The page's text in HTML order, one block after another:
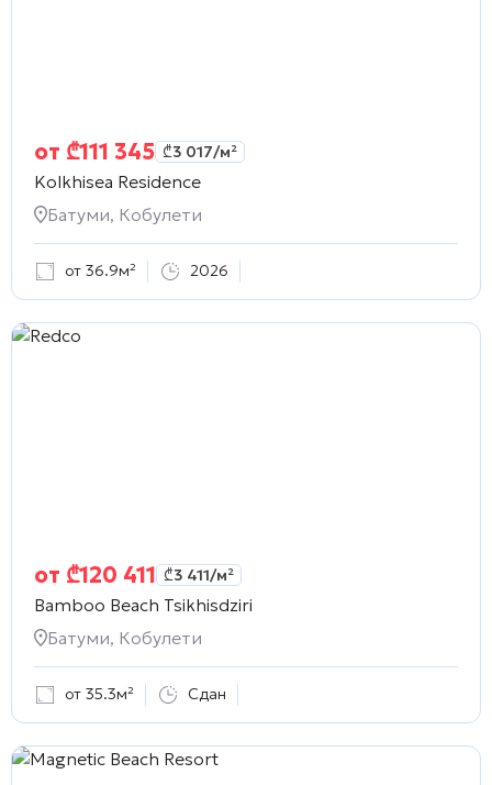
от ₾111 345 ₾3 017/м²
Kolkhisea Residence
Батуми, Кобулети
от 36.9м² 2026
от ₾120 411 ₾3 411/м²
Bamboo Beach Tsikhisdziri
Батуми, Кобулети
от 35.3м² Сдан